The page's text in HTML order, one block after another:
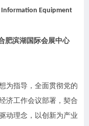
Equipment
肥滨湖国际会展中心
为指导，全面贯彻党的
济工作会议部署，契合
动理念，以创新为产业